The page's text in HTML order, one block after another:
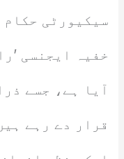
سیکیورٹی
خفیہ ایجنسی
آیا ہے، جسے
قرار دے رہے